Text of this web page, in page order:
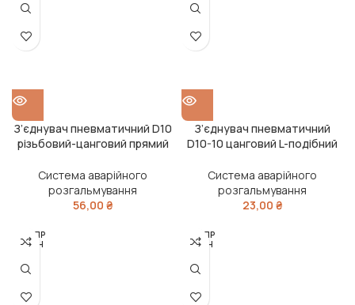
З’єднувач пневматичний D10
різьбовий-цанговий прямий
(Дорожня карта)
Система аварійного
розгальмування
56,00 ₴
З’єднувач пневматичний
D10-10 цанговий L-подібний
Система аварійного
розгальмування
23,00 ₴
РОЗПР
ОДАН
РОЗПР
ОДАН